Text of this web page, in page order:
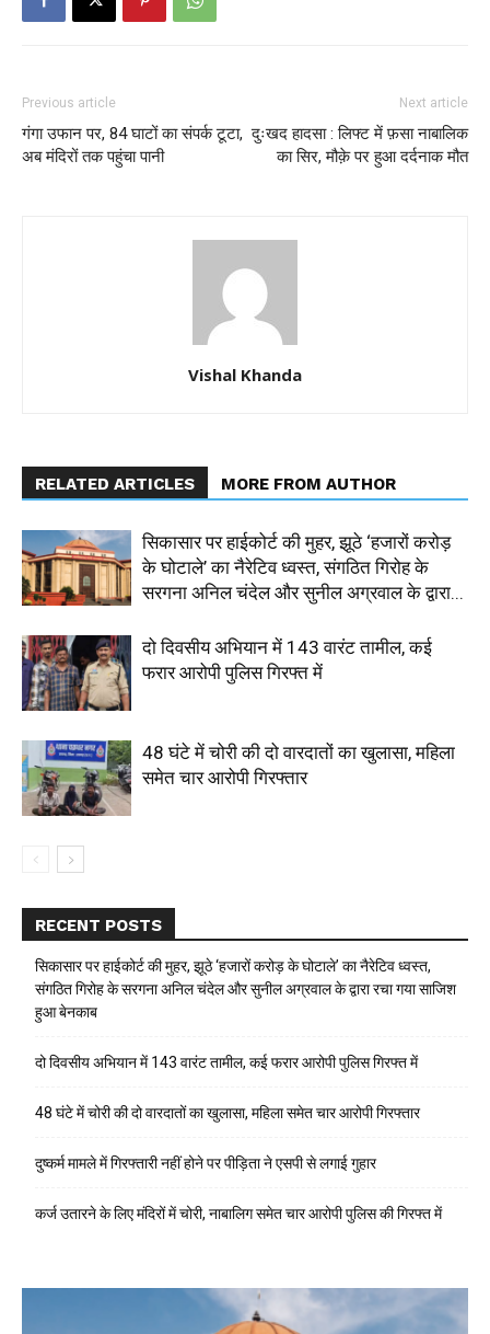
Previous article
गंगा उफान पर, 84 घाटों का संपर्क टूटा,
अब मंदिरों तक पहुंचा पानी
Next article
दुःखद हादसा : लिफ्ट में फ़सा नाबालिक
का सिर, मौक़े पर हुआ दर्दनाक मौत
Vishal Khanda
RELATED ARTICLES MORE FROM AUTHOR
सिकासार पर हाईकोर्ट की मुहर, झूठे ‘हजारों करोड़
के घोटाले’ का नैरेटिव ध्वस्त, संगठित गिरोह के
सरगना अनिल चंदेल और सुनील अग्रवाल के द्वारा...
दो दिवसीय अभियान में 143 वारंट तामील, कई
फरार आरोपी पुलिस गिरफ्त में
48 घंटे में चोरी की दो वारदातों का खुलासा, महिला
समेत चार आरोपी गिरफ्तार
RECENT POSTS
सिकासार पर हाईकोर्ट की मुहर, झूठे ‘हजारों करोड़ के घोटाले’ का नैरेटिव ध्वस्त,
संगठित गिरोह के सरगना अनिल चंदेल और सुनील अग्रवाल के द्वारा रचा गया साजिश
हुआ बेनकाब
दो दिवसीय अभियान में 143 वारंट तामील, कई फरार आरोपी पुलिस गिरफ्त में
48 घंटे में चोरी की दो वारदातों का खुलासा, महिला समेत चार आरोपी गिरफ्तार
दुष्कर्म मामले में गिरफ्तारी नहीं होने पर पीड़िता ने एसपी से लगाई गुहार
कर्ज उतारने के लिए मंदिरों में चोरी, नाबालिग समेत चार आरोपी पुलिस की गिरफ्त में